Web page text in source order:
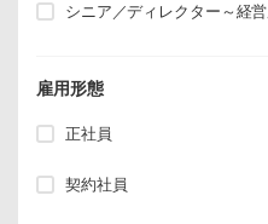
シニア／ディレクター～経
雇用形態
正社員
契約社員